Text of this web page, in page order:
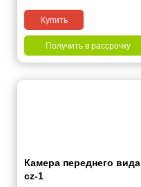
Купить
Получить в рассрочку
Камера переднего вида
cz-1